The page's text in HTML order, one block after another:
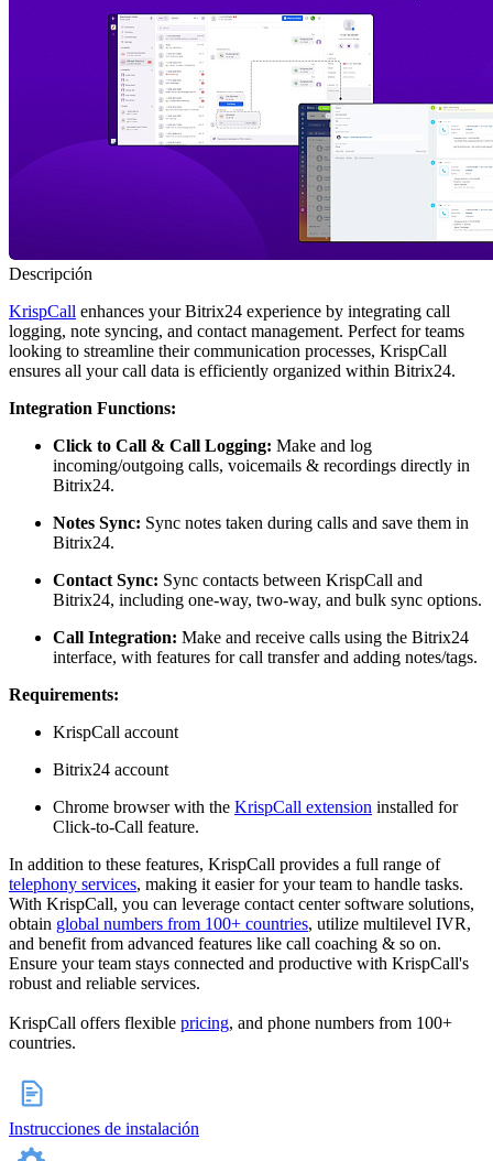
Descripción
KrispCall enhances your Bitrix24 experience by integrating call
logging, note syncing, and contact management. Perfect for teams
looking to streamline their communication processes, KrispCall
ensures all your call data is efficiently organized within Bitrix24.
Integration Functions:
Click to Call & Call Logging: Make and log
incoming/outgoing calls, voicemails & recordings directly in
Bitrix24.
Notes Sync: Sync notes taken during calls and save them in
Bitrix24.
Contact Sync: Sync contacts between KrispCall and
Bitrix24, including one-way, two-way, and bulk sync options.
Call Integration: Make and receive calls using the Bitrix24
interface, with features for call transfer and adding notes/tags.
Requirements:
KrispCall account
Bitrix24 account
Chrome browser with the KrispCall extension installed for
Click-to-Call feature.
In addition to these features, KrispCall provides a full range of
telephony services, making it easier for your team to handle tasks.
With KrispCall, you can leverage contact center software solutions,
obtain global numbers from 100+ countries, utilize multilevel IVR,
and benefit from advanced features like call coaching & so on.
Ensure your team stays connected and productive with KrispCall's
robust and reliable services.
KrispCall offers flexible pricing, and phone numbers from 100+
countries.
Instrucciones de instalación